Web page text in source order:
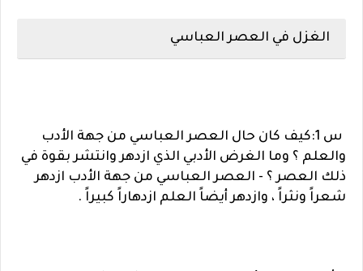
الغزل في العصر العباسي
س 1:كيف كان حال العصر العباسي من جهة الأدب
والعلم ؟ وما الغرض الأدبي الذي ازدهر وانتشر بقوة في
ذلك العصر ؟ - العصر العباسي من جهة الأدب ازدهر
شعراً ونثراً ، وازدهر أيضاً العلم ازدهاراً كبيراً .